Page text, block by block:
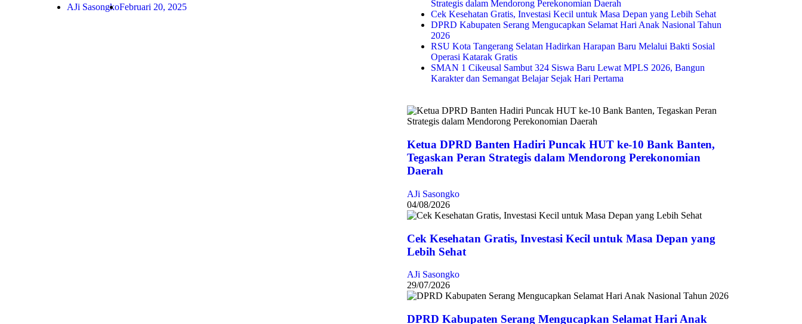
AJi SasongkoFebruari 20, 2025
Strategis dalam Mendorong Perekonomian Daerah
Cek Kesehatan Gratis, Investasi Kecil untuk Masa Depan yang Lebih Sehat
DPRD Kabupaten Serang Mengucapkan Selamat Hari Anak Nasional Tahun
2026
RSU Kota Tangerang Selatan Hadirkan Harapan Baru Melalui Bakti Sosial
Operasi Katarak Gratis
SMAN 1 Cikeusal Sambut 324 Siswa Baru Lewat MPLS 2026, Bangun
Karakter dan Semangat Belajar Sejak Hari Pertama
Ketua DPRD Banten Hadiri Puncak HUT ke-10 Bank Banten,
Tegaskan Peran Strategis dalam Mendorong Perekonomian
Daerah
AJi Sasongko
04/08/2026
Cek Kesehatan Gratis, Investasi Kecil untuk Masa Depan yang
Lebih Sehat
AJi Sasongko
29/07/2026
DPRD Kabupaten Serang Mengucapkan Selamat Hari Anak